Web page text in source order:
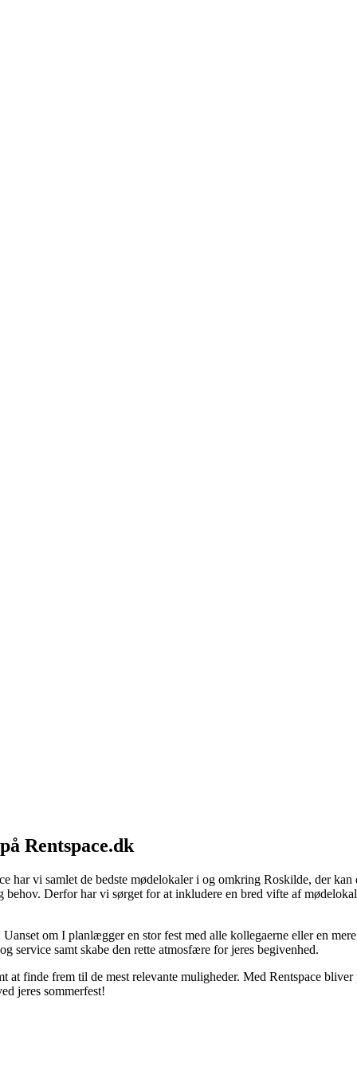
Rentspace.dk
har vi samlet de bedste mødelokaler i og omkring Roskilde, der
Derfor har vi sørget for at inkludere en bred vifte af
om I planlægger en stor fest med alle kollegaerne eller en
service samt skabe den rette atmosfære for jeres begivenhed.
finde frem til de mest relevante muligheder. Med Rentspace
jeres sommerfest!